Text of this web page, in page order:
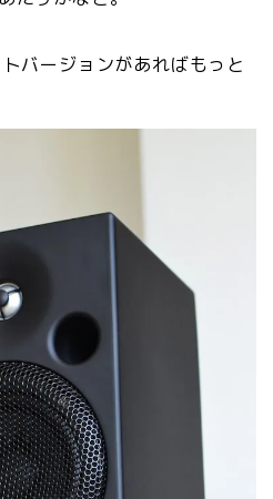
バージョンがあればもっと